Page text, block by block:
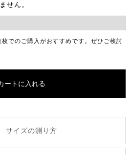
せん。
でのご購入がおすすめです。ぜひご検討
ートに入れる
サイズの測り方